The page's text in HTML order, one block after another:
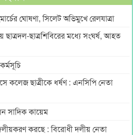
ঘোষণা, সিলেট অভিমুখে রেলযাত্রা
ছাত্রদল-ছাত্রশিবিরের মধ্যে সংঘর্ষ, আহত
কলেজ ছাত্রীকে ধর্ষণ : এনসিপি নেতা
সাদিক কায়েম
করছে : বিরোধী দলীয় নেতা